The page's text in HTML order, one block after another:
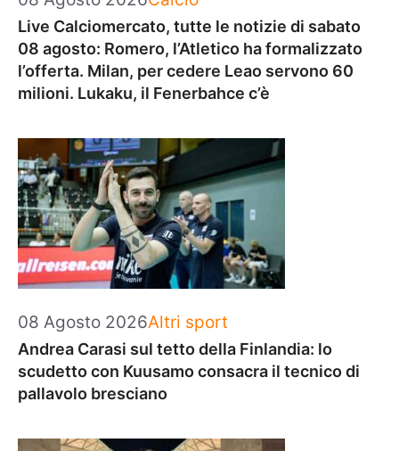
Live Calciomercato, tutte le notizie di sabato
08 agosto: Romero, l’Atletico ha formalizzato
l’offerta. Milan, per cedere Leao servono 60
milioni. Lukaku, il Fenerbahce c’è
08 Agosto 2026Categorie
Altri sport
Andrea Carasi sul tetto della Finlandia: lo
scudetto con Kuusamo consacra il tecnico di
pallavolo bresciano